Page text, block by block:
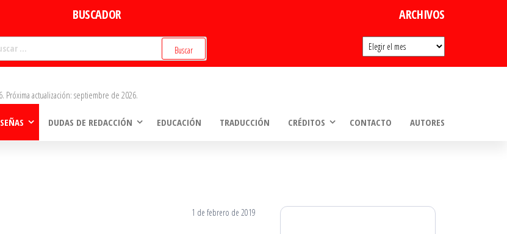
BUSCADOR ARCHIVOS
Archivos
Próxima actualización: septiembre de 2026.
DUDAS DE REDACCIÓN EDUCACIÓN TRADUCCIÓN CRÉDITOS CONTACTO AUTORES
1 de febrero de 2019